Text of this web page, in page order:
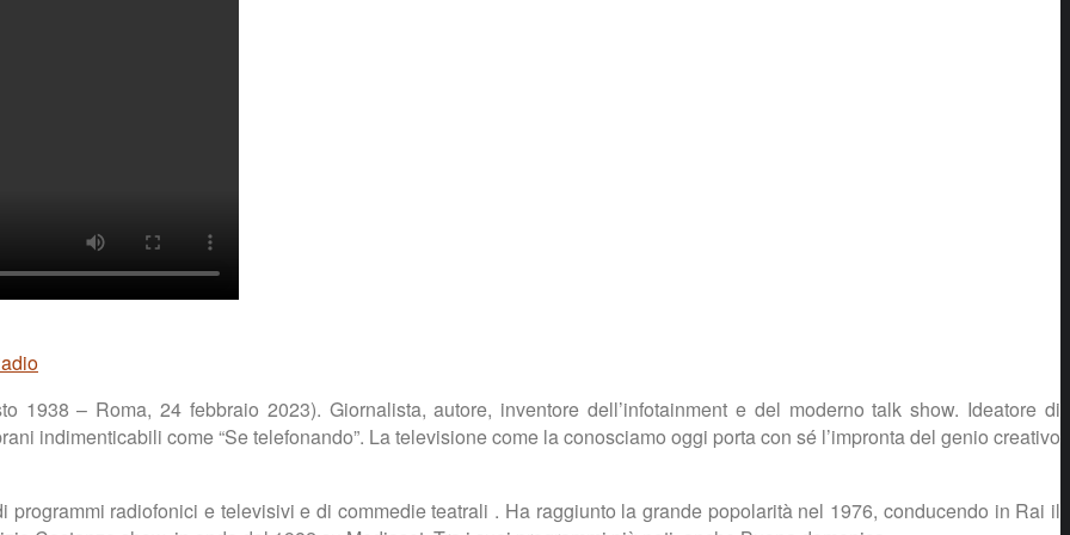
1938 – Roma, 24 febbraio 2023). Giornalista, autore, inventore dell’infotainment e del moderno talk show. Ideatore di
indimenticabili come “Se telefonando”. La televisione come la conosciamo oggi porta con sé l’impronta del genio creativo
radiofonici e televisivi e di commedie teatrali . Ha raggiunto la grande popolarità nel 1976, conducendo in Rai il